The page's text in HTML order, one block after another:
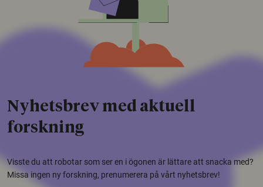
Nyhetsbrev med aktuell
forskning
Visste du att robotar som ser en i ögonen är lättare att snacka med?
Missa ingen ny forskning, prenumerera på vårt nyhetsbrev!